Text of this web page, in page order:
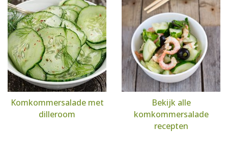
Komkommersalade met
dilleroom
Bekijk alle
komkommersalade
recepten